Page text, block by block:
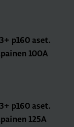
p160 aset.
100A
p160 aset.
125A